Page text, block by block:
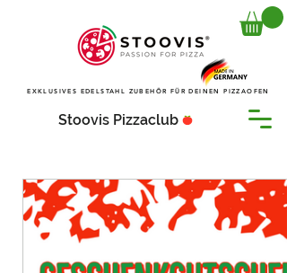
EXKLUSIVES EDELSTAHL ZUBEHÖR FÜR DEINEN PIZZAOFEN
Stoovis Pizzaclub